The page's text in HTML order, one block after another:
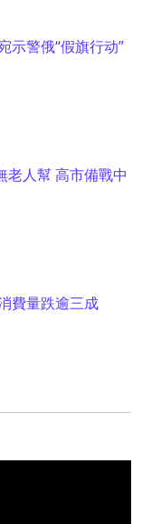
示警俄“假旗行动”
老人幫 高市備戰中
費量跌逾三成